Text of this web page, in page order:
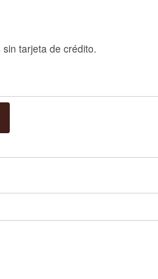
sin tarjeta de crédito.